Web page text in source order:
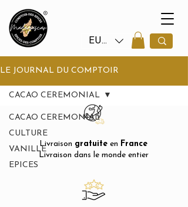
EUR (€)
LE JOURNAL DU COMPTOIR
CACAO CEREMONIAL
CULTURE
VANILLE
EPICES
CACAO CEREMONIAL
Livraison gratuite en France
Livraison dans le monde entier